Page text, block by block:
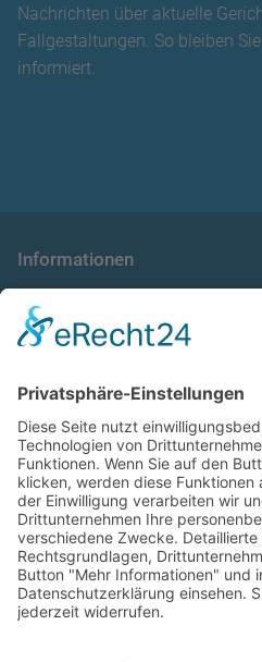
Nachrichten über aktuelle
Fallgestaltungen. So bleiben
informiert.
Informationen
Allgemeine
Datenschutzerklärung
Unser Seminarangebot
Seminarreihen
Seminare
Webinare
Referenten